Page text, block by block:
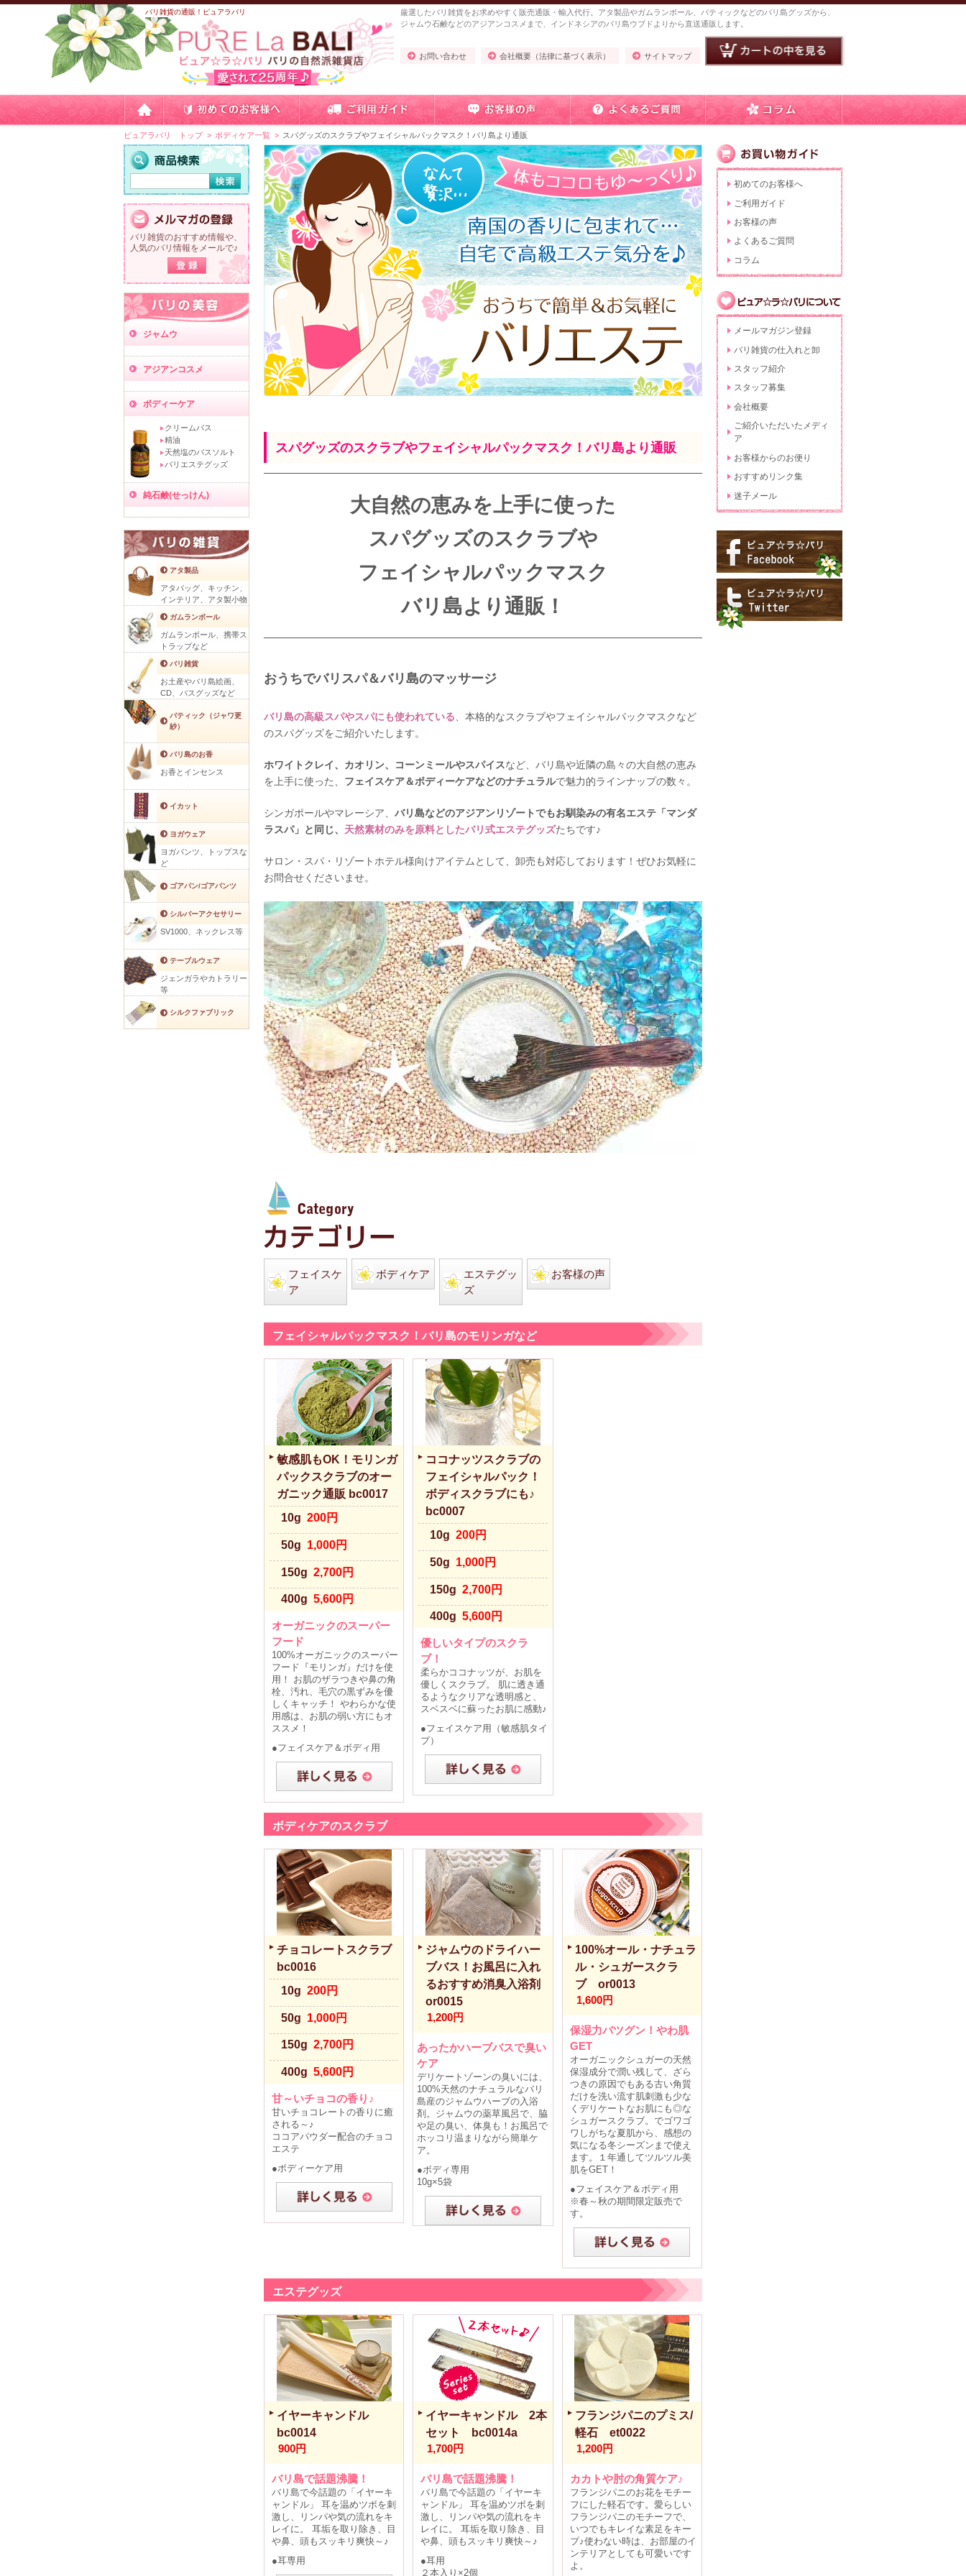
バリ雑貨の通販！ピュアラバリ
厳選したバリ雑貨をお求めやすく販売通販・輸入代行。アタ製品やガムランボール、バティックなどのバリ島グッズから、
ジャムウ石鹸などのアジアンコスメまで、インドネシアのバリ島ウブドよりから直送通販します。
お問い合わせ 会社概要（法律に基づく表示） サイトマップ
ピュアラバリ トップ ボディケア一覧 スパグッズのスクラブやフェイシャルパックマスク！バリ島より通販
スパグッズのスクラブやフェイシャルパックマスク！バリ島より通販
大自然の恵みを上手に使った
スパグッズのスクラブや
フェイシャルパックマスク
バリ島より通販！
おうちでバリスパ＆バリ島のマッサージ
バリ島の高級スパやスパにも使われている、本格的なスクラブやフェイシャルパックマスクなど
のスパグッズをご紹介いたします。
ホワイトクレイ、カオリン、コーンミールやスパイスなど、バリ島や近隣の島々の大自然の恵み
を上手に使った、 フェイスケア＆ボディーケアなどのナチュラルで魅力的ラインナップの数々。
シンガポールやマレーシア、 バリ島などのアジアンリゾートでもお馴染みの有名エステ「マンダ
ラスパ」と同じ、 天然素材のみを原料としたバリ式エステグッズたちです♪
サロン・スパ・リゾートホテル様向けアイテムとして、卸売も対応しております！ぜひお気軽に
お問合せくださいませ。
フェイスケ
ア
ボディケア
エステグッ
ズ
お客様の声
フェイシャルパックマスク！バリ島のモリンガなど
敏感肌もOK！モリンガ
パックスクラブのオー
ガニック通販 bc0017
10g 200円
50g 1,000円
150g 2,700円
400g 5,600円
オーガニックのスーパー
フード
100%オーガニックのスーパー
フード『モリンガ』だけを使
用！ お肌のザラつきや鼻の角
栓、汚れ、毛穴の黒ずみを優
しくキャッチ！ やわらかな使
用感は、お肌の弱い方にもオ
ススメ！
●フェイスケア＆ボディ用
ココナッツスクラブの
フェイシャルパック！
ボディスクラブにも♪
bc0007
10g 200円
50g 1,000円
150g 2,700円
400g 5,600円
優しいタイプのスクラ
ブ！
柔らかココナッツが、お肌を
優しくスクラブ。 肌に透き通
るようなクリアな透明感と、
スベスベに蘇ったお肌に感動♪
●フェイスケア用（敏感肌タイ
プ）
ボディケアのスクラブ
チョコレートスクラブ
bc0016
10g 200円
50g 1,000円
150g 2,700円
400g 5,600円
甘～いチョコの香り♪
甘いチョコレートの香りに癒
される～♪
ココアパウダー配合のチョコ
エステ
●ボディーケア用
ジャムウのドライハー
ブバス！お風呂に入れ
るおすすめ消臭入浴剤
or0015
1,200円
あったかハーブバスで臭い
ケア
デリケートゾーンの臭いには、
100%天然のナチュラルなバリ
島産のジャムウハーブの入浴
剤。ジャムウの薬草風呂で、脇
や足の臭い、体臭も！お風呂で
ホッコリ温まりながら簡単ケ
ア。
●ボディ専用
10g×5袋
100%オール・ナチュラ
ル・シュガースクラ
ブ or0013
1,600円
保湿力バツグン！やわ肌
GET
オーガニックシュガーの天然
保湿成分で潤い残して、ざら
つきの原因でもある古い角質
だけを洗い流す肌刺激も少な
くデリケートなお肌にも◎な
シュガースクラブ。でゴワゴ
ワしがちな夏肌から、感想の
気になる冬シーズンまで使え
ます。１年通してツルツル美
肌をGET！
●フェイスケア＆ボディ用
※春～秋の期間限定販売で
す。
エステグッズ
イヤーキャンドル
bc0014
900円
バリ島で話題沸騰！
バリ島で今話題の「イヤーキ
ャンドル」 耳を温めツボを刺
激し、リンパや気の流れをキ
レイに。 耳垢を取り除き、目
や鼻、頭もスッキリ爽快～♪
●耳専用
イヤーキャンドル 2本
セット bc0014a
1,700円
バリ島で話題沸騰！
バリ島で今話題の「イヤーキ
ャンドル」 耳を温めツボを刺
激し、リンパや気の流れをキ
レイに。 耳垢を取り除き、目
や鼻、頭もスッキリ爽快～♪
●耳用
２本入り×2個
フランジパニのプミス/
軽石 et0022
1,200円
カカトや肘の角質ケア♪
フランジパニのお花をモチー
フにした軽石です。愛らしい
フランジパニのモチーフで、
いつでもキレイな素足をキー
プ♪使わない時は、お部屋のイ
ンテリアとしても可愛いです
よ。
バリ雑貨のおすすめ情報や、
人気のバリ情報をメールで♪
ジャムウ
アジアンコスメ
ボディーケア
クリームバス
精油
天然塩のバスソルト
バリエステグッズ
純石鹸(せっけん)
アタ製品
アタバッグ、キッチン、
インテリア、アタ製小物
ガムランボール
ガムランボール、携帯ス
トラップなど
バリ雑貨
お土産やバリ島絵画、
CD、バスグッズなど
バティック（ジャワ更
紗）
バリ島のお香
お香とインセンス
イカット
ヨガウェア
ヨガパンツ、トップスな
ど
ゴアパン/ゴアパンツ
シルバーアクセサリー
SV1000、ネックレス等
テーブルウェア
ジェンガラやカトラリー
等
シルクファブリック
初めてのお客様へ
ご利用ガイド
お客様の声
よくあるご質問
コラム
メールマガジン登録
バリ雑貨の仕入れと卸
スタッフ紹介
スタッフ募集
会社概要
ご紹介いただいたメディ
ア
お客様からのお便り
おすすめリンク集
迷子メール